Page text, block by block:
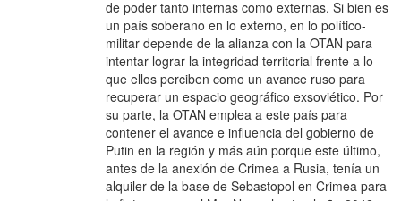
de poder tanto internas como externas. Si bien es
un país soberano en lo externo, en lo político-
militar depende de la alianza con la OTAN para
intentar lograr la integridad territorial frente a lo
que ellos perciben como un avance ruso para
recuperar un espacio geográfico exsoviético. Por
su parte, la OTAN emplea a este país para
contener el avance e influencia del gobierno de
Putin en la región y más aún porque este último,
antes de la anexión de Crimea a Rusia, tenía un
alquiler de la base de Sebastopol en Crimea para